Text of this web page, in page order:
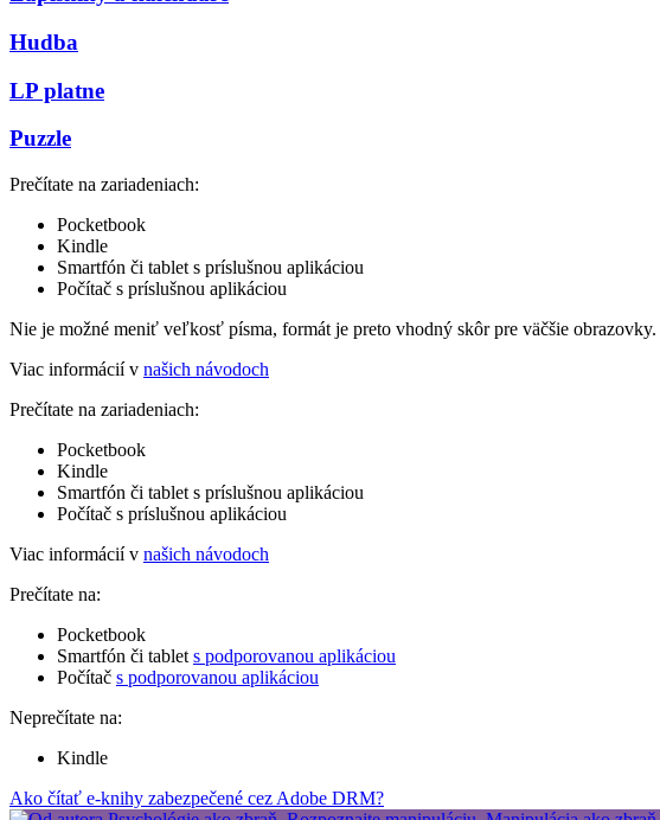
Hudba
LP platne
Puzzle
Prečítate na zariadeniach:
Pocketbook
Kindle
Smartfón či tablet s príslušnou aplikáciou
Počítač s príslušnou aplikáciou
Nie je možné meniť veľkosť písma, formát je preto vhodný skôr pre väčšie obrazovky.
Viac informácií v našich návodoch
Prečítate na zariadeniach:
Pocketbook
Kindle
Smartfón či tablet s príslušnou aplikáciou
Počítač s príslušnou aplikáciou
Viac informácií v našich návodoch
Prečítate na:
Pocketbook
Smartfón či tablet s podporovanou aplikáciou
Počítač s podporovanou aplikáciou
Neprečítate na:
Kindle
Ako čítať e-knihy zabezpečené cez Adobe DRM?